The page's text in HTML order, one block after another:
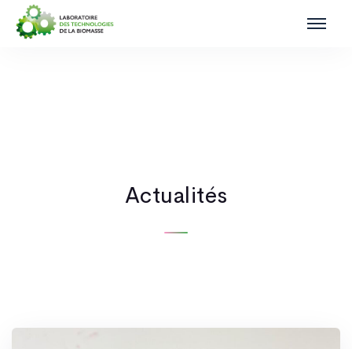
Actualités